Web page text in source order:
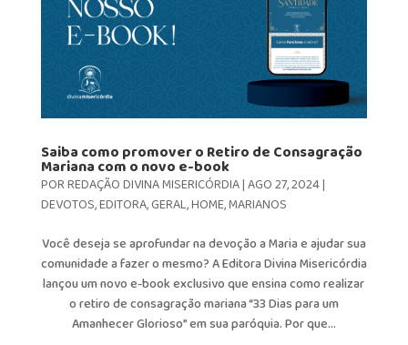
Saiba como promover o Retiro de Consagração
Mariana com o novo e-book
PORREDAÇÃO DIVINA MISERICÓRDIA|AGO 27, 2024|
DEVOTOS,EDITORA,GERAL,HOME,MARIANOS
Você deseja se aprofundar na devoção a Maria e ajudar sua
comunidade a fazer o mesmo? A Editora Divina Misericórdia
lançou um novo e-book exclusivo que ensina como realizar
o retiro de consagração mariana “33 Dias para um
Amanhecer Glorioso” em sua paróquia. Por que...